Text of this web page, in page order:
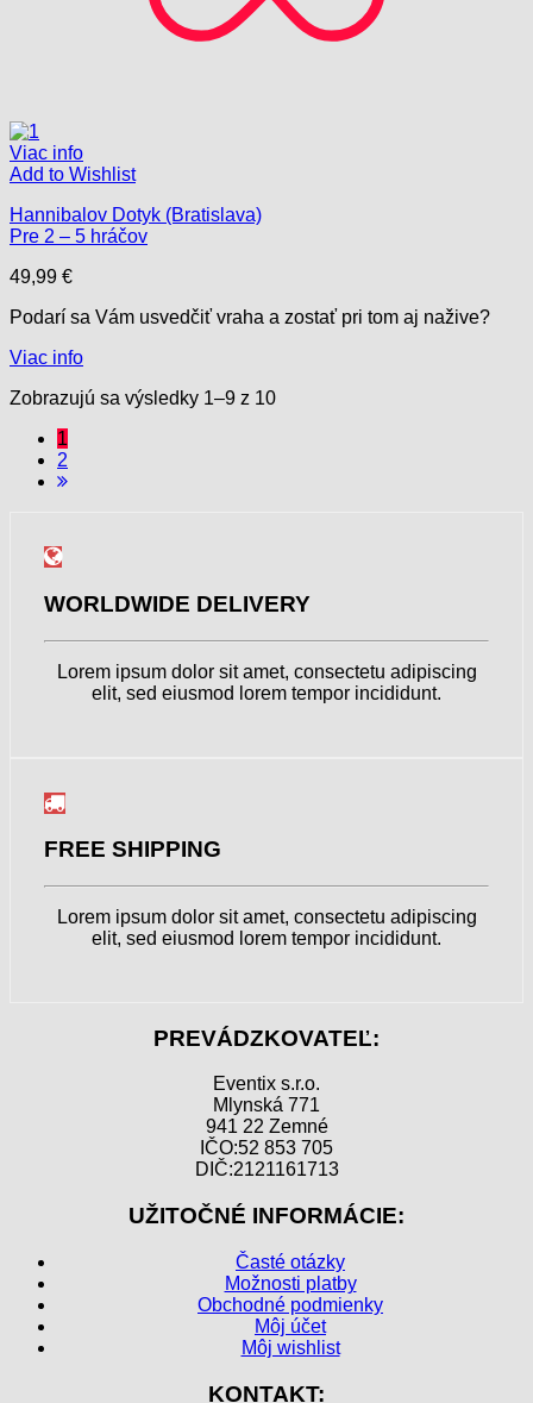
Viac info
Add to Wishlist
Hannibalov Dotyk (Bratislava)
Pre 2 – 5 hráčov
49,99 €
Podarí sa Vám usvedčiť vraha a zostať pri tom aj nažive?
Viac info
Zobrazujú sa výsledky 1–9 z 10
1
2
WORLDWIDE DELIVERY
Lorem ipsum dolor sit amet, consectetu adipiscing
elit, sed eiusmod lorem tempor incididunt.
FREE SHIPPING
Lorem ipsum dolor sit amet, consectetu adipiscing
elit, sed eiusmod lorem tempor incididunt.
PREVÁDZKOVATEĽ:
Eventix s.r.o.
Mlynská 771
941 22 Zemné
IČO:52 853 705
DIČ:2121161713
UŽITOČNÉ INFORMÁCIE:
Časté otázky
Možnosti platby
Obchodné podmienky
Môj účet
Môj wishlist
KONTAKT: